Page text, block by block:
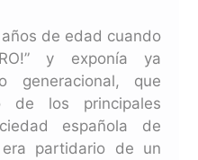
de edad cuando
y exponía ya
generacional, que
de los principales
española de
partidario de un